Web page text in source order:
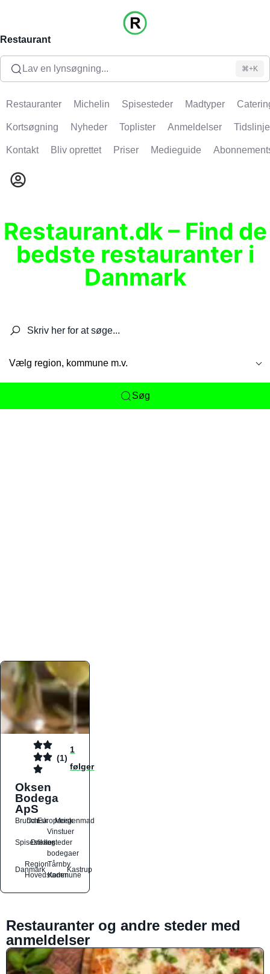
Restaurant
Lav en lynsøgning... ⌘+K
Restauranter Michelin Spisesteder Madtyper
Kortsøgning Nyheder Toplister Anmeldelser Tidslinje
Kontakt Bliv oprettet Priser Medieguide
Restaurant.dk – Find de
bedste restauranter i
Danmark
Vælg region, kommune m.v.
Søg
(1)
1
følger
Oksen
Bodega
ApS
Brunch
DanskEuropæiskMorgenmad
Spisesteder
Drikkesteder
Vinstuer
og
bodegaer
Danmark
Region
Hovedstaden
Tårnby
Kommune
Kastrup
Restauranter og andre steder med
anmeldelser